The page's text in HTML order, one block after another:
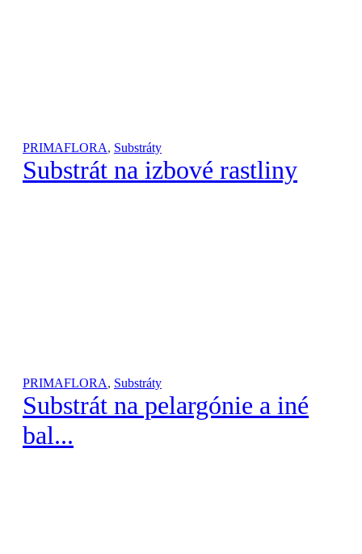
PRIMAFLORA, Substráty
Substrát na izbové rastliny
PRIMAFLORA, Substráty
Substrát na pelargónie a iné
bal...